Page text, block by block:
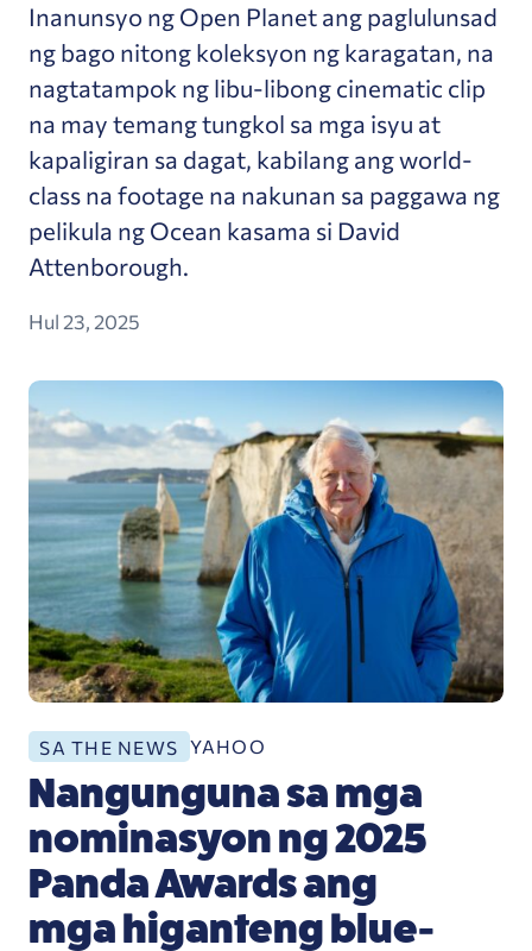
Inanunsyo ng Open Planet ang paglulunsad
ng bago nitong koleksyon ng karagatan, na
nagtatampok ng libu-libong cinematic clip
na may temang tungkol sa mga isyu at
kapaligiran sa dagat, kabilang ang world-
class na footage na nakunan sa paggawa ng
pelikula ng Ocean kasama si David
Attenborough.
Hul 23, 2025
Nangunguna sa mga nominasyon ng 2025
SA THE NEWS YAHOO
Nangunguna sa mga
nominasyon ng 2025
Panda Awards ang
mga higanteng blue-